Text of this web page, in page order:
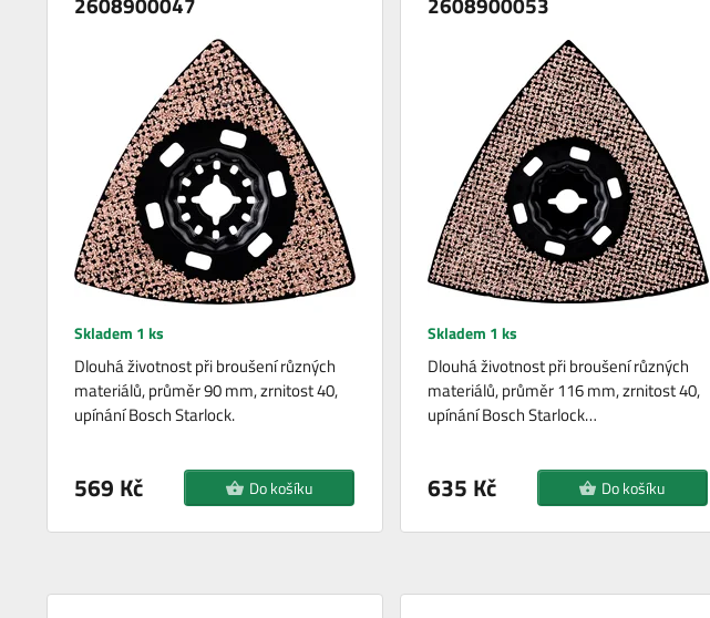
Skladem 1 ks
Dlouhá životnost při broušení různých
materiálů, průměr 90 mm, zrnitost 40,
upínání Bosch Starlock.
569 Kč Do košíku
Skladem 1 ks
Dlouhá životnost při broušení různých
materiálů, průměr 116 mm, zrnitost 40,
upínání Bosch Starlock…
635 Kč Do košíku